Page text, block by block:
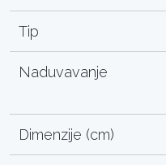
Tip
Naduvavanje
Dimenzije (cm)